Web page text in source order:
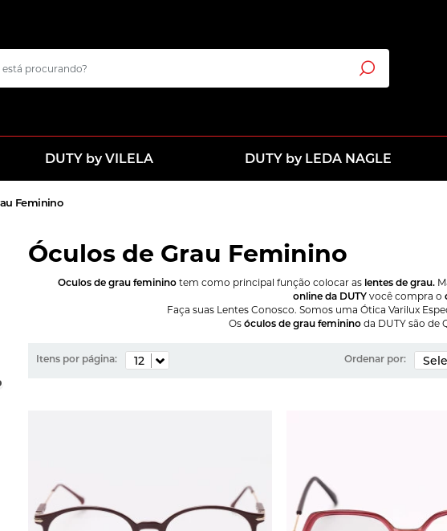
DUTY by VILELA DUTY by LEDA NAGLE
Feminino
Óculos de Grau Feminino
Oculos de grau femininotem como principal função colocar aslentes de grau.
online da DUTY você compra o
Faça suas Lentes Conosco. Somos uma Ótica Varilux
Osóculos de grau feminino da DUTY são de
Itens por página: Ordenar por: